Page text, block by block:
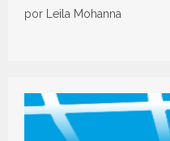
por Leila Mohanna